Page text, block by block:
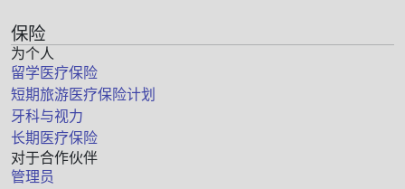
保险
为个人
留学医疗保险
短期旅游医疗保险计划
牙科与视力
长期医疗保险
对于合作伙伴
管理员